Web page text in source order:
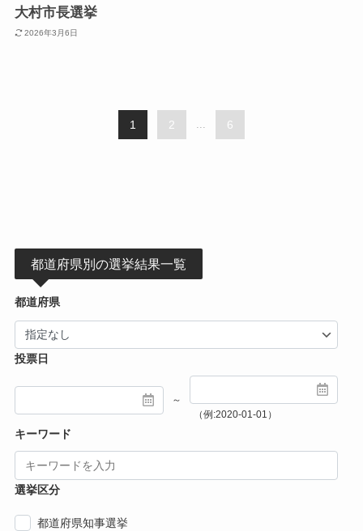
大村市長選挙
2026年3月6日
1 2 ... 6
都道府県別の選挙結果一覧
都道府県
投票日
～
（例:2020-01-01）
キーワード
選挙区分
都道府県知事選挙